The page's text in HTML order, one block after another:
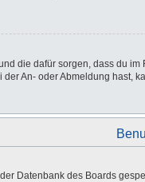
die dafür sorgen, dass du
An- oder Abmeldung hast,
Datenbank des Boards